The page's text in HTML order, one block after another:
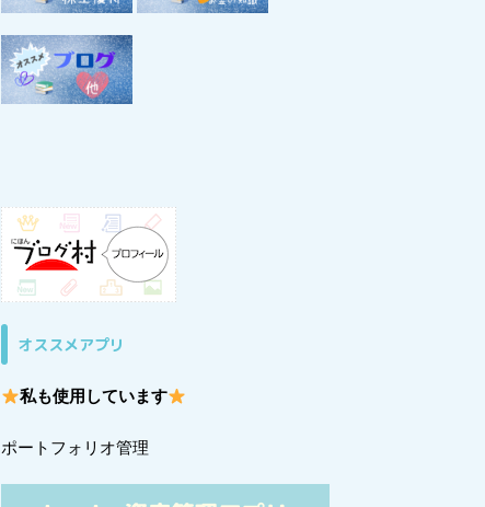
オススメアプリ
私も使用しています
ポートフォリオ管理